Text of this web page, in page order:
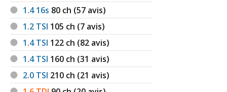
-- /20
1.4 TSI 122 ch 47000km 12/2011
confortline(1 )
16/20 1.4 TSI 122 ch 15.000km 5 ans
18/20
1.4 TSI 122 ch 1000km, 2012, CARAT 3P
0 )
1.4 16s 80 ch (57 avis)
1.2 TSI 105 ch (7 avis)
1.4 TSI 122 ch (82 avis)
1.4 TSI 160 ch (31 avis)
2.0 TSI 210 ch (21 avis)